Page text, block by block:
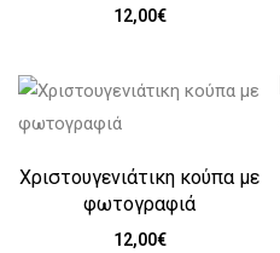
12,00€
Χριστουγενιάτικη κούπα με
φωτογραφιά
12,00€